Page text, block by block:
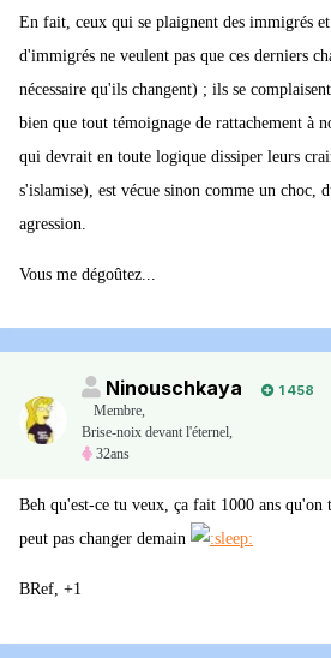
En fait, ceux qui se plaignent des immigrés et
d'immigrés ne veulent pas que ces derniers
nécessaire qu'ils changent) ; ils se
bien que tout témoignage de rattachement à
qui devrait en toute logique dissiper leurs
s'islamise), est vécue sinon comme un choc,
agression.
Vous me dégoûtez...
Ninouschkaya
1 458
Membre
Brise-noix devant l'éternel,
32ans
Beh qu'est-ce tu veux, ça fait 1000 ans qu'on
peut pas changer demain
BRef, +1